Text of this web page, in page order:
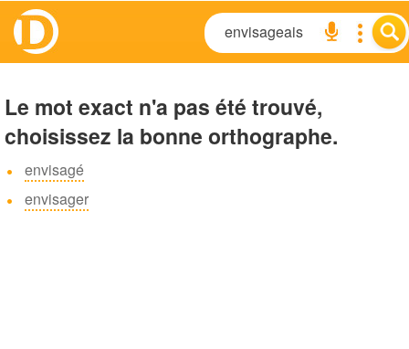
Le mot exact n'a pas été trouvé,
choisissez la bonne orthographe.
envisagé
envisager